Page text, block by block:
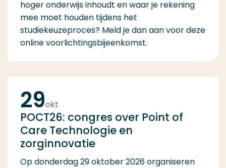
hoger onderwijs inhoudt en waar je rekening
mee moet houden tijdens het
studiekeuzeproces? Meld je dan aan voor deze
online voorlichtingsbijeenkomst.
POCT26: congres over Point of
Care Technologie en
zorginnovatie
Op donderdag 29 oktober 2026 organiseren
29okt